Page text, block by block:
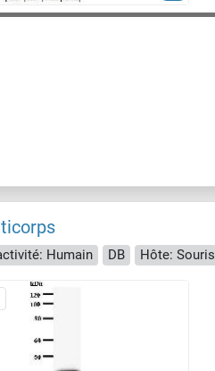
Humain DB Hôte: Souris